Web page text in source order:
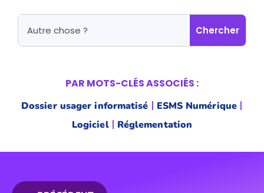
PAR MOTS-CLÉS ASSOCIÉS :
Dossier usager informatisé | ESMS Numérique |
Logiciel| Réglementation